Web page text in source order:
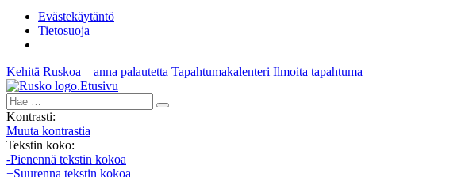
Evästekäytäntö
Tietosuoja
Kehitä Ruskoa – anna palautetta Tapahtumakalenteri Ilmoita tapahtuma
Etusivu
Hae:
Kontrasti:
Muuta kontrastia
Tekstin koko:
-Pienennä tekstin kokoa
+Suurenna tekstin kokoa